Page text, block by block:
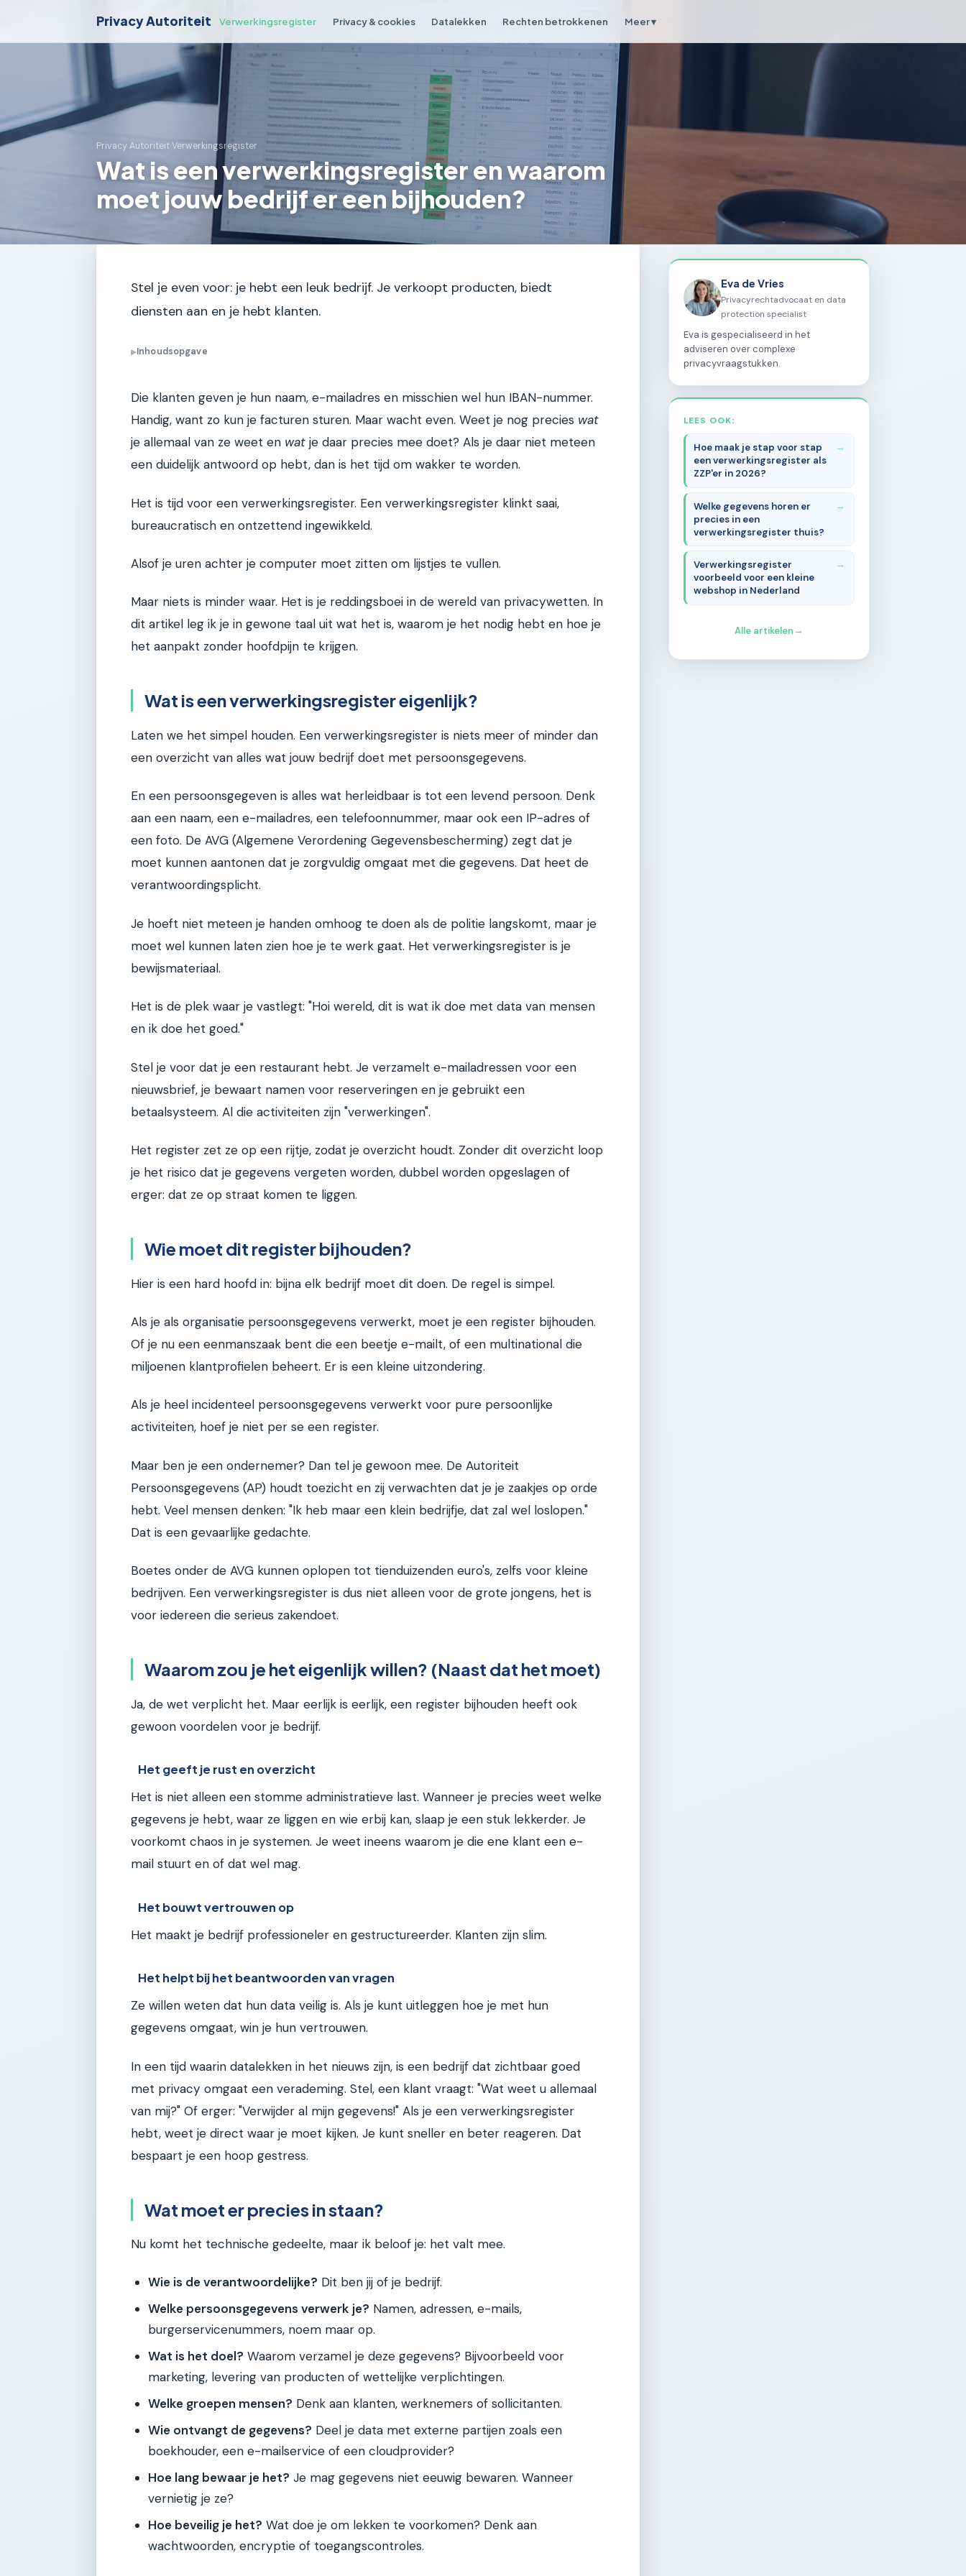
Privacy Autoriteit Verwerkingsregister Privacy & cookies Datalekken Rechten betrokkenen Meer ▾
Privacy AutoriteitVerwerkingsregister
Wat is een verwerkingsregister en waarom
moet jouw bedrijf er een bijhouden?
Stel je even voor: je hebt een leuk bedrijf. Je verkoopt producten, biedt
diensten aan en je hebt klanten.
▶Inhoudsopgave
Die klanten geven je hun naam, e-mailadres en misschien wel hun IBAN-nummer.
Handig, want zo kun je facturen sturen. Maar wacht even. Weet je nog precies wat
je allemaal van ze weet en wat je daar precies mee doet? Als je daar niet meteen
een duidelijk antwoord op hebt, dan is het tijd om wakker te worden.
Het is tijd voor een verwerkingsregister. Een verwerkingsregister klinkt saai,
bureaucratisch en ontzettend ingewikkeld.
Alsof je uren achter je computer moet zitten om lijstjes te vullen.
Maar niets is minder waar. Het is je reddingsboei in de wereld van privacywetten. In
dit artikel leg ik je in gewone taal uit wat het is, waarom je het nodig hebt en hoe je
het aanpakt zonder hoofdpijn te krijgen.
Wat is een verwerkingsregister eigenlijk?
Laten we het simpel houden. Een verwerkingsregister is niets meer of minder dan
een overzicht van alles wat jouw bedrijf doet met persoonsgegevens.
En een persoonsgegeven is alles wat herleidbaar is tot een levend persoon. Denk
aan een naam, een e-mailadres, een telefoonnummer, maar ook een IP-adres of
een foto. De AVG (Algemene Verordening Gegevensbescherming) zegt dat je
moet kunnen aantonen dat je zorgvuldig omgaat met die gegevens. Dat heet de
verantwoordingsplicht.
Je hoeft niet meteen je handen omhoog te doen als de politie langskomt, maar je
moet wel kunnen laten zien hoe je te werk gaat. Het verwerkingsregister is je
bewijsmateriaal.
Het is de plek waar je vastlegt: "Hoi wereld, dit is wat ik doe met data van mensen
en ik doe het goed."
Stel je voor dat je een restaurant hebt. Je verzamelt e-mailadressen voor een
nieuwsbrief, je bewaart namen voor reserveringen en je gebruikt een
betaalsysteem. Al die activiteiten zijn "verwerkingen".
Het register zet ze op een rijtje, zodat je overzicht houdt. Zonder dit overzicht loop
je het risico dat je gegevens vergeten worden, dubbel worden opgeslagen of
erger: dat ze op straat komen te liggen.
Wie moet dit register bijhouden?
Hier is een hard hoofd in: bijna elk bedrijf moet dit doen. De regel is simpel.
Als je als organisatie persoonsgegevens verwerkt, moet je een register bijhouden.
Of je nu een eenmanszaak bent die een beetje e-mailt, of een multinational die
miljoenen klantprofielen beheert. Er is een kleine uitzondering.
Als je heel incidenteel persoonsgegevens verwerkt voor pure persoonlijke
activiteiten, hoef je niet per se een register.
Maar ben je een ondernemer? Dan tel je gewoon mee. De Autoriteit
Persoonsgegevens (AP) houdt toezicht en zij verwachten dat je je zaakjes op orde
hebt. Veel mensen denken: "Ik heb maar een klein bedrijfje, dat zal wel loslopen."
Dat is een gevaarlijke gedachte.
Boetes onder de AVG kunnen oplopen tot tienduizenden euro's, zelfs voor kleine
bedrijven. Een verwerkingsregister is dus niet alleen voor de grote jongens, het is
voor iedereen die serieus zakendoet.
Waarom zou je het eigenlijk willen? (Naast dat het moet)
Ja, de wet verplicht het. Maar eerlijk is eerlijk, een register bijhouden heeft ook
gewoon voordelen voor je bedrijf.
Het geeft je rust en overzicht
Het is niet alleen een stomme administratieve last. Wanneer je precies weet welke
gegevens je hebt, waar ze liggen en wie erbij kan, slaap je een stuk lekkerder. Je
voorkomt chaos in je systemen. Je weet ineens waarom je die ene klant een e-
mail stuurt en of dat wel mag.
Het bouwt vertrouwen op
Het maakt je bedrijf professioneler en gestructureerder. Klanten zijn slim.
Het helpt bij het beantwoorden van vragen
Ze willen weten dat hun data veilig is. Als je kunt uitleggen hoe je met hun
gegevens omgaat, win je hun vertrouwen.
In een tijd waarin datalekken in het nieuws zijn, is een bedrijf dat zichtbaar goed
met privacy omgaat een verademing. Stel, een klant vraagt: "Wat weet u allemaal
van mij?" Of erger: "Verwijder al mijn gegevens!" Als je een verwerkingsregister
hebt, weet je direct waar je moet kijken. Je kunt sneller en beter reageren. Dat
bespaart je een hoop gestress.
Wat moet er precies in staan?
Nu komt het technische gedeelte, maar ik beloof je: het valt mee.
Wie is de verantwoordelijke? Dit ben jij of je bedrijf.
Welke persoonsgegevens verwerk je? Namen, adressen, e-mails,
burgerservicenummers, noem maar op.
Wat is het doel? Waarom verzamel je deze gegevens? Bijvoorbeeld voor
marketing, levering van producten of wettelijke verplichtingen.
Welke groepen mensen? Denk aan klanten, werknemers of sollicitanten.
Wie ontvangt de gegevens? Deel je data met externe partijen zoals een
boekhouder, een e-mailservice of een cloudprovider?
Hoe lang bewaar je het? Je mag gegevens niet eeuwig bewaren. Wanneer
vernietig je ze?
Hoe beveilig je het? Wat doe je om lekken te voorkomen? Denk aan
wachtwoorden, encryptie of toegangscontroles.
Eva de Vries
Privacyrechtadvocaat en data
protection specialist
Eva is gespecialiseerd in het
adviseren over complexe
privacyvraagstukken.
LEES OOK:
Hoe maak je stap voor stap
een verwerkingsregister als
ZZP'er in 2026?
Welke gegevens horen er
precies in een
verwerkingsregister thuis?
Verwerkingsregister
voorbeeld voor een kleine
webshop in Nederland
Alle artikelen